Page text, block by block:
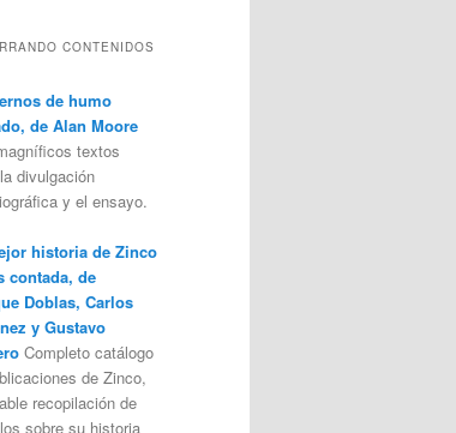
CONTENIDOS
de humo
de Alan Moore
textos
divulgación
y el ensayo.
historia de Zinco
contada, de
Doblas, Carlos
y Gustavo
Completo catálogo
de Zinco,
recopilación de
sobre su historia